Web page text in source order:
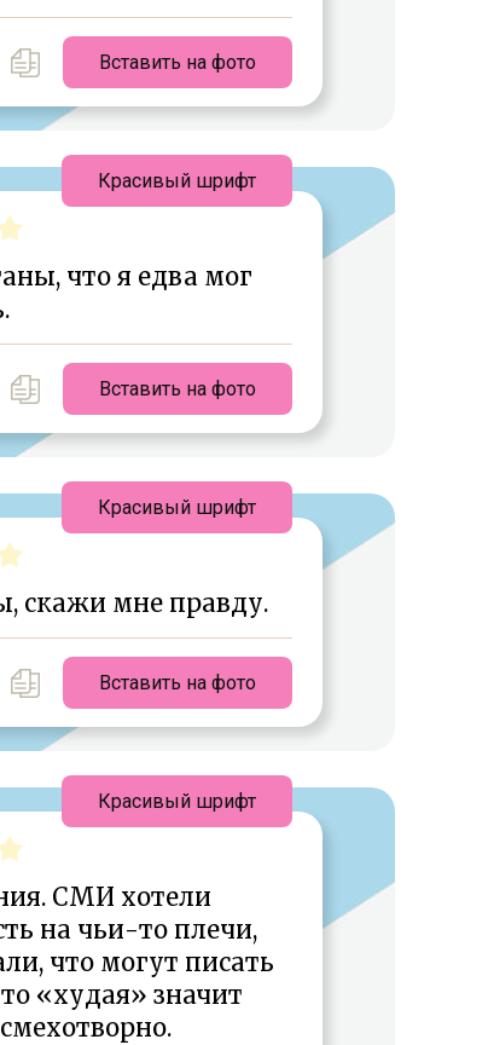
Вставить на фото
что я едва мог
Вставить на фото
Красивый шрифт
скажи мне правду.
Вставить на фото
Красивый шрифт
СМИ хотели
на чьи-то плечи,
что могут писать
«худая» значит
Красивый шрифт